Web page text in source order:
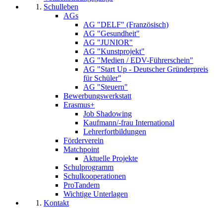
Schulleben
AGs
AG "DELF" (Französisch)
AG "Gesundheit"
AG "JUNIOR"
AG "Kunstprojekt"
AG "Medien / EDV-Führerschein"
AG "Start Up - Deutscher Gründerpreis
für Schüler"
AG "Steuern"
Bewerbungswerkstatt
Erasmus+
Job Shadowing
Kaufmann/-frau International
Lehrerfortbildungen
Förderverein
Matchpoint
Aktuelle Projekte
Schulprogramm
Schulkooperationen
ProTandem
Wichtige Unterlagen
Kontakt